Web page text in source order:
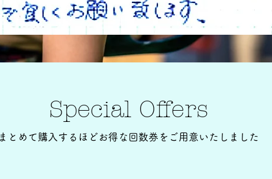
Special Offers
まとめて購入するほどお得な回数券をご用意いたしました